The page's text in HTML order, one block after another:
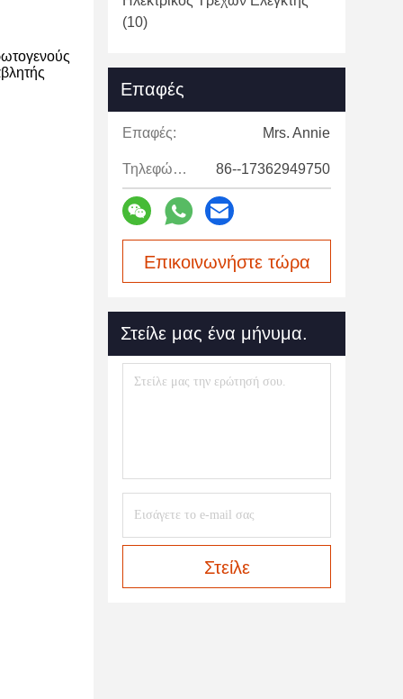
(10)
Επαφές
Επαφές: Mrs. Annie
Τηλεφώνημα: 86--17362949750
Επικοινωνήστε τώρα
Στείλε μας ένα μήνυμα.
Στείλε